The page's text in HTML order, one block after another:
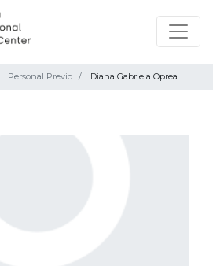
Personal Previo Diana Gabriela Oprea